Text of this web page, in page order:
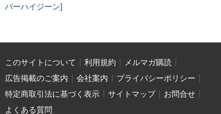
バーハイジーン]
このサイトについて 利用規約
メルマガ購読
広告掲載のご案内
会社案内
プライバシーポリシー
特定商取引法に基づく表示
サイトマップ
お問合せ
よくある質問